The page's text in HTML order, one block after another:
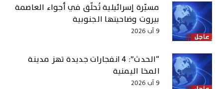
مسيّرة إسرائيلية تُحلّق في أجواء العاصمة
بيروت وضاحيتها الجنوبية
9 آب 2026
“الحدث”: 4 انفجارات جديدة تهز مدينة
المخا اليمنية
9 آب 2026